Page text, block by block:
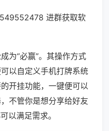
进群获取软
为“必赢”。其操作方式
以自定义手机打牌系统
开挂功能，一键便可以
不管你是想分享给好友
以满足需求。